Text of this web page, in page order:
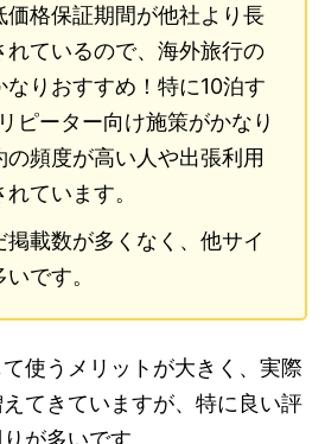
価格保証期間が他社より長
れているので、海外旅行の
なりおすすめ！特に10泊す
ピーター向け施策がかなり
頻度が高い人や出張利用
ています。
載数が多くなく、他サイ
です。
使うメリットが大きく、実際
てきていますが、特に良い評
が多いです。